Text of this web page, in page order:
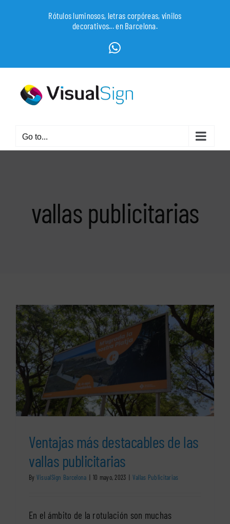
Rótulos luminosos, letras corpóreas, vinilos
decorativos... en Barcelona.
WhatsApp
Go to...
vallas publicitarias
Ventajas más destacables de las
vallas publicitarias
By VisualSign Barcelona 10 mayo, 2023 Vallas Publicitarias
En el ámbito de la rotulación son muchas